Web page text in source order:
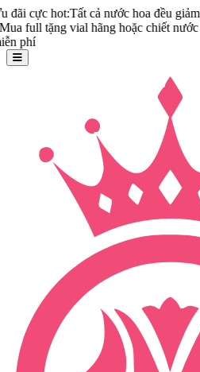
hot:Tất cả nước hoa đều giảm giá
vial hãng hoặc chiết nước hoa